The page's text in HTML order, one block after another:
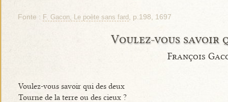
Fonte : F. Gacon, Le poète sans fard , p.198, 1697
Voulez-vous savoir
François
Voulez-vous savoir qui des deux
Tourne de la terre ou des cieux ?